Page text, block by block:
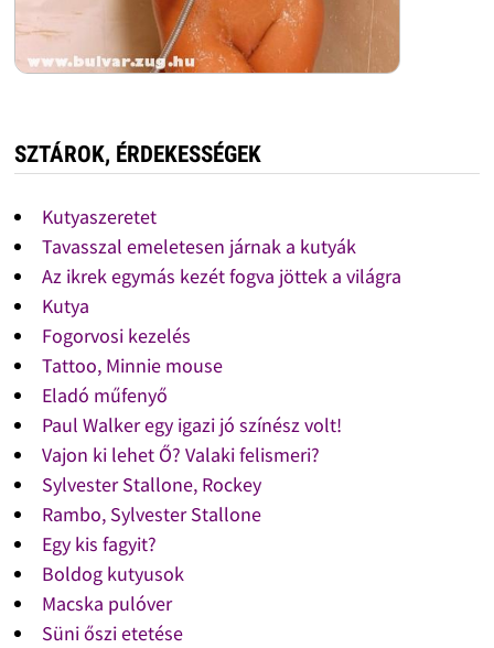
SZTÁROK, ÉRDEKESSÉGEK
Kutyaszeretet
Tavasszal emeletesen járnak a kutyák
Az ikrek egymás kezét fogva jöttek a világra
Kutya
Fogorvosi kezelés
Tattoo, Minnie mouse
Eladó műfenyő
Paul Walker egy igazi jó színész volt!
Vajon ki lehet Ő? Valaki felismeri?
Sylvester Stallone, Rockey
Rambo, Sylvester Stallone
Egy kis fagyit?
Boldog kutyusok
Macska pulóver
Süni őszi etetése